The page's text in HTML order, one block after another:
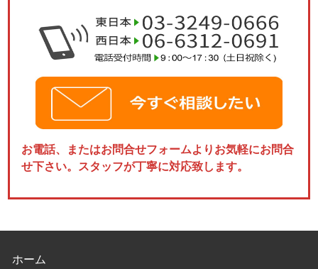
お電話、またはお問合せフォームよりお気軽にお問合
せ下さい。スタッフが丁寧に対応致します。
ホーム